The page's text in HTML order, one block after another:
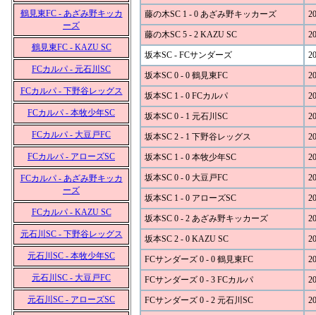
鶴見東FC - あざみ野キッカ
ーズ
鶴見東FC - KAZU SC
FCカルパ - 元石川SC
FCカルパ - 下野谷レッグス
FCカルパ - 本牧少年SC
FCカルパ - 大豆戸FC
FCカルパ - アローズSC
FCカルパ - あざみ野キッカ
ーズ
FCカルパ - KAZU SC
元石川SC - 下野谷レッグス
元石川SC - 本牧少年SC
元石川SC - 大豆戸FC
元石川SC - アローズSC
藤の木SC 1 - 0 あざみ野キッカーズ
藤の木SC 5 - 2 KAZU SC
坂本SC - FCサンダーズ
坂本SC 0 - 0 鶴見東FC
坂本SC 1 - 0 FCカルパ
坂本SC 0 - 1 元石川SC
坂本SC 2 - 1 下野谷レッグス
坂本SC 1 - 0 本牧少年SC
坂本SC 0 - 0 大豆戸FC
坂本SC 1 - 0 アローズSC
坂本SC 0 - 2 あざみ野キッカーズ
坂本SC 2 - 0 KAZU SC
FCサンダーズ 0 - 0 鶴見東FC
FCサンダーズ 0 - 3 FCカルパ
FCサンダーズ 0 - 2 元石川SC